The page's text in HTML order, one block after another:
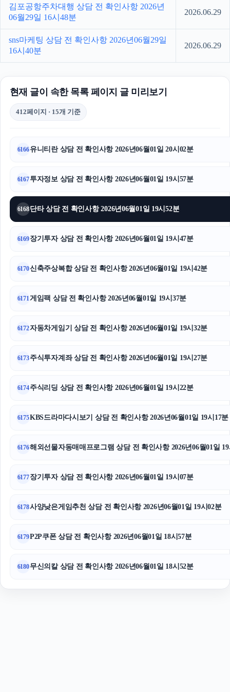
김포공항주차대행 상담 전 확인사항 2026년
06월29일 16시48분
2026.06.29
sns마케팅 상담 전 확인사항 2026년06월29일
16시40분
2026.06.29
현재 글이 속한 목록 페이지 글 미리보기
412페이지 · 15개 기준
6166유니티란 상담 전 확인사항 2026년06월01일 20시02분
6167투자정보 상담 전 확인사항 2026년06월01일 19시57분
6168단타 상담 전 확인사항 2026년06월01일 19시52분
6169장기투자 상담 전 확인사항 2026년06월01일 19시47분
6170신축주상복합 상담 전 확인사항 2026년06월01일 19시42분
6171 게임팩 상담 전 확인사항 2026년06월01일 19시37분
6172자동차게임기 상담 전 확인사항 2026년06월01일 19시32분
6173주식투자계좌 상담 전 확인사항 2026년06월01일 19시27분
6174주식리딩 상담 전 확인사항 2026년06월01일 19시22분
6175KBS드라마다시보기 상담 전 확인사항 2026년06월01일 19시17분
6176해외선물자동매매프로그램 상담 전 확인사항 2026년06월01일 19
6177장기투자 상담 전 확인사항 2026년06월01일 19시07분
6178사양낮은게임추천 상담 전 확인사항 2026년06월01일 19시02분
6179P2P쿠폰 상담 전 확인사항 2026년06월01일 18시57분
6180무신의칼 상담 전 확인사항 2026년06월01일 18시52분